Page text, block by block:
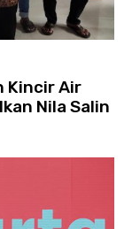
Kincir Air
Nila Salin